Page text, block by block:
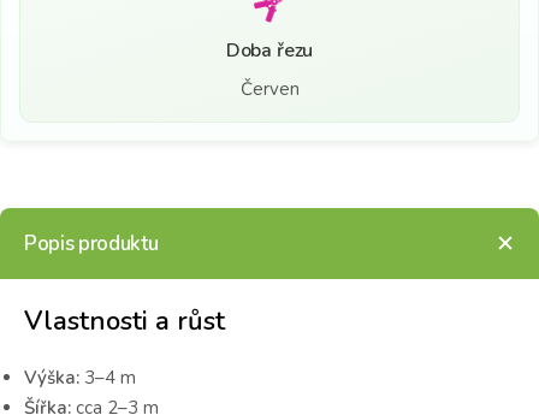
Doba řezu
Červen
Popis produktu
Vlastnosti a růst
Výška: 3–4 m
Šířka: cca 2–3 m